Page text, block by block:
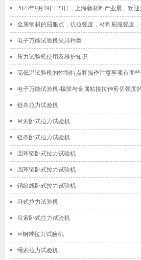
2023年9月19日-23日，上海新材料产业展，欢
位参观交流！
金属钢材的屈服点，抗拉强度，材料屈服强度
电子万能试验机夹具种类
压力试验机使用及维护知识
高低温试验机的性能特点和操作注意事项有哪些
电子万能试验机-橡胶与金属粘接拉伸剪切强度
链条拉力试验机
吊索卧式拉力试验机
链条卧式拉力试验机
圆环链卧式拉力试验机
圆环链卧式拉力试验机
钢绞线卧式拉力试验机
卧式拉力试验机
吊索卧式拉力试验机
W钢带拉力试验机
绳索拉力试验机